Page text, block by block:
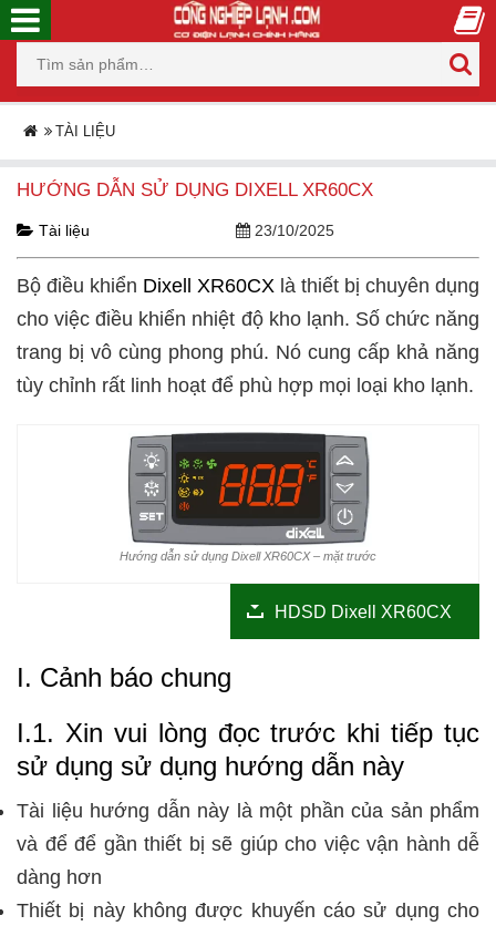
TÀI LIỆU
HƯỚNG DẪN SỬ DỤNG DIXELL XR60CX
Tài liệu 23/10/2025
Bộ điều khiển Dixell XR60CX là thiết bị chuyên dụng
cho việc điều khiển nhiệt độ kho lạnh. Số chức năng
trang bị vô cùng phong phú. Nó cung cấp khả năng
tùy chỉnh rất linh hoạt để phù hợp mọi loại kho lạnh.
Hướng dẫn sử dụng Dixell XR60CX – mặt trước
HDSD Dixell XR60CX
I. Cảnh báo chung
I.1. Xin vui lòng đọc trước khi tiếp tục
sử dụng sử dụng hướng dẫn này
Tài liệu hướng dẫn này là một phần của sản phẩm
và để để gần thiết bị sẽ giúp cho việc vận hành dễ
dàng hơn
Thiết bị này không được khuyến cáo sử dụng cho